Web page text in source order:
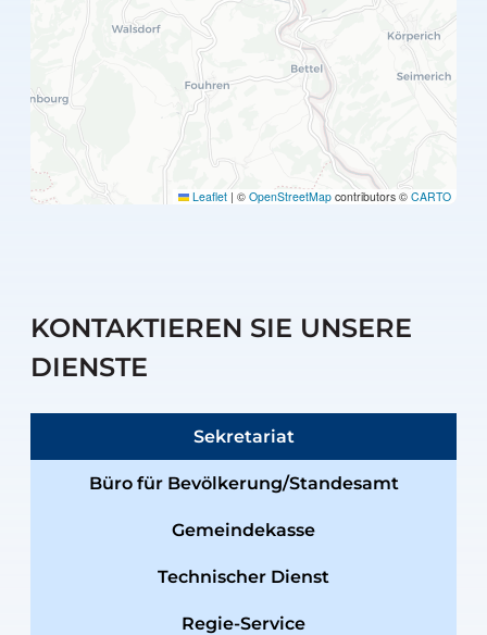
Leaflet | © OpenStreetMap contributors © CARTO
KONTAKTIEREN SIE UNSERE
DIENSTE
Sekretariat
Büro für Bevölkerung/Standesamt
Gemeindekasse
Technischer Dienst
Regie-Service